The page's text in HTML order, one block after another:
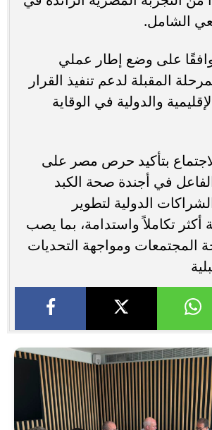
الشامل.
على وضع إطار عملي
المقبلة لدعم تنفيذ القرار
والدولية في الوقاية
بتأكيد حرص مصر على
في أجندة صحة الكبد
الدولية لتطوير
تكاملاً واستدامة، بما يصب
ومواجهة التحديات